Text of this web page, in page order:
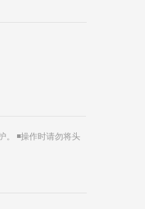
◾操作时请勿将头